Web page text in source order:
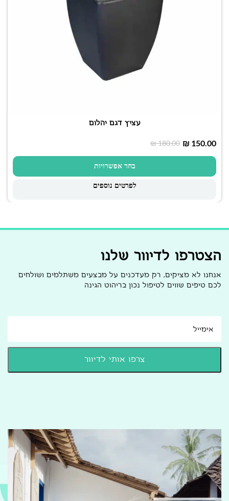
עציץ דגם יהלום
₪180.00 ₪ 150.00
בחר אפשרויות
לפרטים נוספים
הצטרפו לדיוור שלנו
אנחנו לא מציקים, רק מעדכנים על מבצעים משתלמים ושולחים
לכם טיפים שווים לטיפול נכון בריהוט הגינה